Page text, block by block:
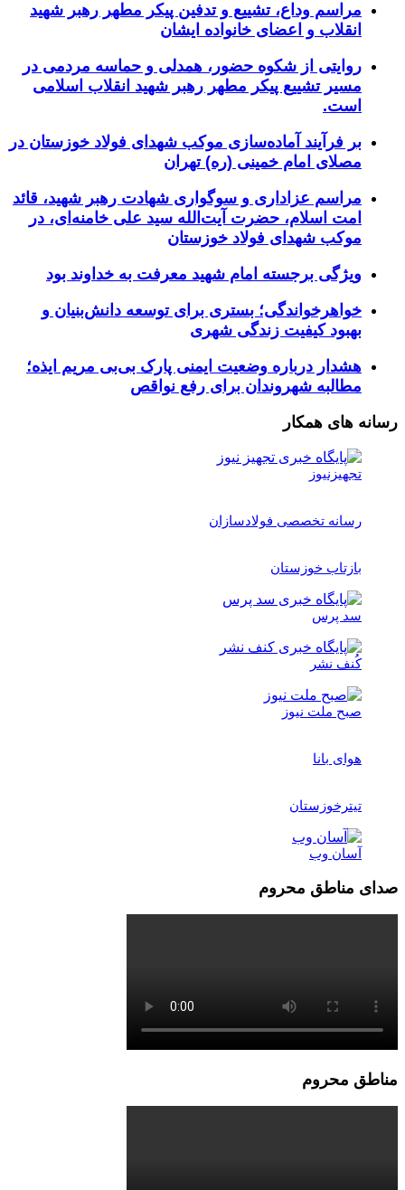
مراسم وداع، تشییع و تدفین پیکر مطهر رهبر شهید
انقلاب و اعضای خانواده ایشان
روایتی از شکوه حضور، همدلی و حماسه مردمی در
مسیر تشییع پیکر مطهر رهبر شهید انقلاب اسلامی
است.
بر فرآیند آماده‌سازی موکب شهدای فولاد خوزستان در
مصلای امام خمینی (ره) تهران
مراسم عزاداری و سوگواری شهادت رهبر شهید، قائد
امت اسلام، حضرت آیت‌الله سید علی خامنه‌ای، در
موکب شهدای فولاد خوزستان
ویژگی برجسته امام شهید معرفت به خداوند بود
خواهرخواندگی؛ بستری برای توسعه دانش‌بنیان و
بهبود کیفیت زندگی شهری
هشدار درباره وضعیت ایمنی پارک بی‌بی مریم ایذه؛
مطالبه شهروندان برای رفع نواقص
رسانه های همکار
تجهیزنیوز
رسانه تخصصی فولادسازان
بازتاب خوزستان
سد پرس
کُنف نشر
صبح ملت نیوز
هوای بانا
تیترخوزستان
آسان وب
صدای مناطق محروم
مناطق محروم